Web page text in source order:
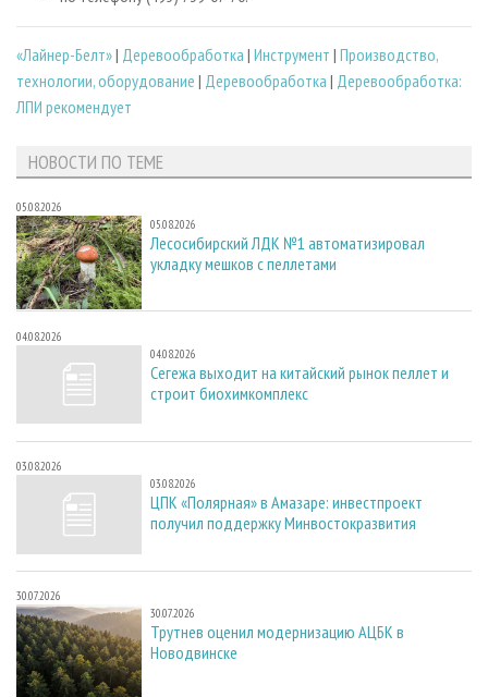
«Лайнер-Белт»| Деревообработка | Инструмент | Производство,
технологии, оборудование | Деревообработка | Деревообработка:
ЛПИ рекомендует
НОВОСТИ ПО ТЕМЕ
05.08.2026
05.08.2026
Лесосибирский ЛДК №1 автоматизировал
укладку мешков с пеллетами
04.08.2026
04.08.2026
Сегежа выходит на китайский рынок пеллет и
строит биохимкомплекс
03.08.2026
03.08.2026
ЦПК «Полярная» в Амазаре: инвестпроект
получил поддержку Минвостокразвития
30.07.2026
30.07.2026
Трутнев оценил модернизацию АЦБК в
Новодвинске